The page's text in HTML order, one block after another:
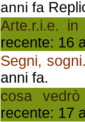
anni fa
Arte.r.i.e. in
recente: 16
Segni,
anni fa.
cosa vedrò
recente: 17